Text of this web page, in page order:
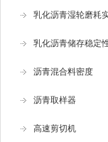
乳化沥青湿轮磨耗
乳化沥青储存稳定
沥青混合料密度
沥青取样器
高速剪切机